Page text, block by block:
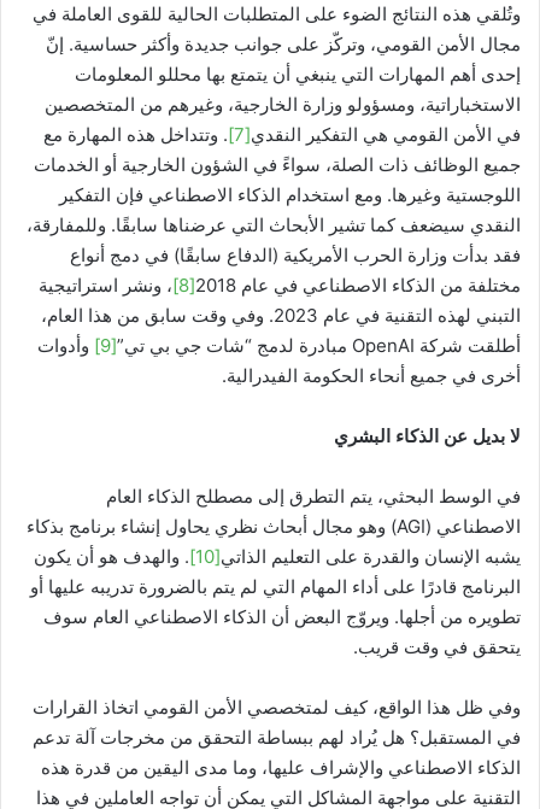
وتُلقي هذه النتائج الضوء على المتطلبات الحالية للقوى العاملة في
مجال الأمن القومي، وتركّز على جوانب جديدة وأكثر حساسية. إنّ
إحدى أهم المهارات التي ينبغي أن يتمتع بها محللو المعلومات
الاستخباراتية، ومسؤولو وزارة الخارجية، وغيرهم من المتخصصين
في الأمن القومي هي التفكير النقدي[7]
. وتتداخل هذه المهارة مع
جميع الوظائف ذات الصلة، سواءً في الشؤون الخارجية أو الخدمات
اللوجستية وغيرها. ومع استخدام الذكاء الاصطناعي فإن التفكير
النقدي سيضعف كما تشير الأبحاث التي عرضناها سابقًا. وللمفارقة،
فقد بدأت وزارة الحرب الأمريكية (الدفاع سابقًا) في دمج أنواع
مختلفة من الذكاء الاصطناعي في عام 2018
[8]
، ونشر استراتيجية
التبني لهذه التقنية في عام 2023. وفي وقت سابق من هذا العام،
أطلقت شركة OpenAI مبادرة لدمج “شات جي بي تي”
[9]
وأدوات
أخرى في جميع أنحاء الحكومة الفيدرالية.
لا بديل عن الذكاء البشري
في الوسط البحثي، يتم التطرق إلى مصطلح الذكاء العام
الاصطناعي (AGI) وهو مجال أبحاث نظري يحاول إنشاء برنامج بذكاء
يشبه الإنسان والقدرة على التعليم الذاتي[10]
. والهدف هو أن يكون
البرنامج قادرًا على أداء المهام التي لم يتم بالضرورة تدريبه عليها أو
تطويره من أجلها. ويروّج البعض أن الذكاء الاصطناعي العام سوف
يتحقق في وقت قريب.
وفي ظل هذا الواقع، كيف لمتخصصي الأمن القومي اتخاذ القرارات
في المستقبل؟ هل يُراد لهم ببساطة التحقق من مخرجات آلة تدعم
الذكاء الاصطناعي والإشراف عليها، وما مدى اليقين من قدرة هذه
التقنية على مواجهة المشاكل التي يمكن أن تواجه العاملين في هذا